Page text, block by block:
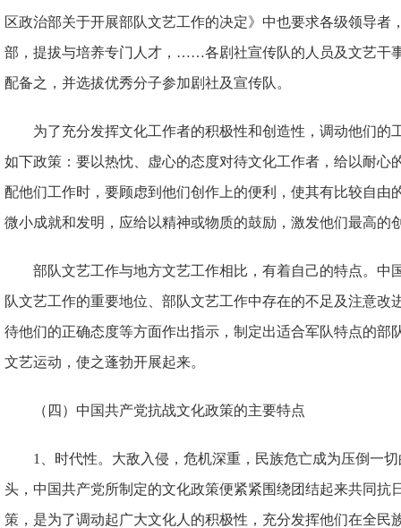
区政治部关于开展部队文艺工作的决定》中也要求各级领导者
部，提拔与培养专门人才，……各剧社宣传队的人员及文艺干
配备之，并选拔优秀分子参加剧社及宣传队。
为了充分发挥文化工作者的积极性和创造性，调动他们的
如下政策：要以热忱、虚心的态度对待文化工作者，给以耐心
配他们工作时，要顾虑到他们创作上的便利，使其有比较自由
微小成就和发明，应给以精神或物质的鼓励，激发他们最高的
部队文艺工作与地方文艺工作相比，有着自己的特点。中
队文艺工作的重要地位、部队文艺工作中存在的不足及注意改
待他们的正确态度等方面作出指示，制定出适合军队特点的部
文艺运动，使之蓬勃开展起来。
（四）中国共产党抗战文化政策的主要特点
1、时代性。大敌入侵，危机深重，民族危亡成为压倒一
头，中国共产党所制定的文化政策便紧紧围绕团结起来共同抗
策，是为了调动起广大文化人的积极性，充分发挥他们在全民